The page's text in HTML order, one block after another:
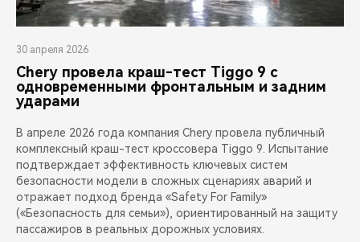
30 апреля 2026
Chery провела краш-тест Tiggo 9 с
одновременными фронтальным и задним
ударами
В апреле 2026 года компания Chery провела публичный
комплексный краш-тест кроссовера Tiggo 9. Испытание
подтверждает эффективность ключевых систем
безопасности модели в сложных сценариях аварий и
отражает подход бренда «Safety For Family»
(«Безопасность для семьи»), ориентированный на защиту
пассажиров в реальных дорожных условиях.